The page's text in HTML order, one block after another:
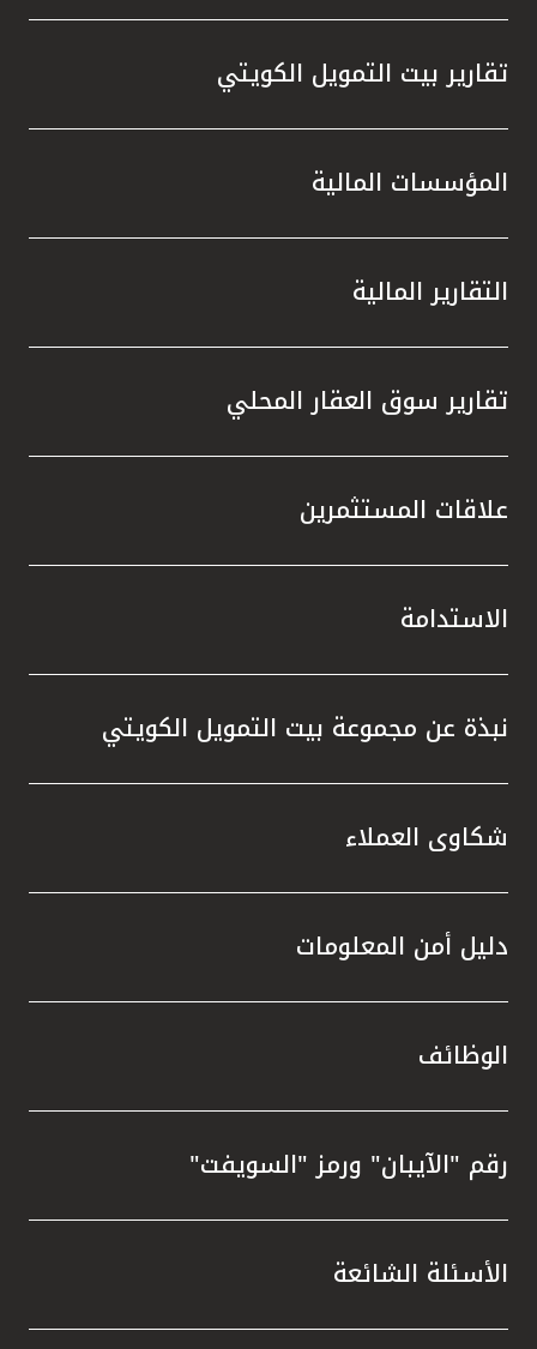
تقارير بيت التمويل الكويتي
المؤسسات المالية
التقارير المالية
تقارير سوق العقار المحلي
علاقات المستثمرين
الاستدامة
نبذة عن مجموعة بيت التمويل الكويتي
شكاوى العملاء
دليل أمن المعلومات
الوظائف
رقم "الآيبان" ورمز "السويفت"
الأسئلة الشائعة